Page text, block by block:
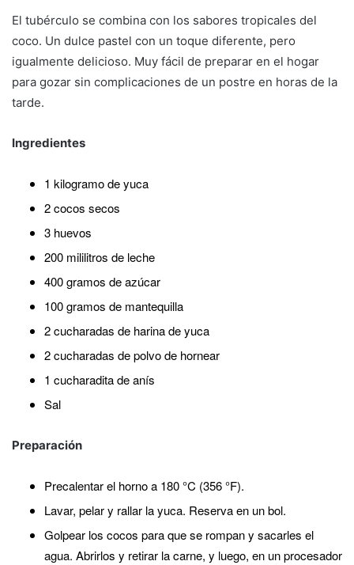
El tubérculo se combina con los sabores tropicales del
coco. Un dulce pastel con un toque diferente, pero
igualmente delicioso. Muy fácil de preparar en el hogar
para gozar sin complicaciones de un postre en horas de la
tarde.
Ingredientes
1 kilogramo de yuca
2 cocos secos
3 huevos
200 mililitros de leche
400 gramos de azúcar
100 gramos de mantequilla
2 cucharadas de harina de yuca
2 cucharadas de polvo de hornear
1 cucharadita de anís
Sal
Preparación
Precalentar el horno a 180 °C (356 °F).
Lavar, pelar y rallar la yuca. Reserva en un bol.
Golpear los cocos para que se rompan y sacarles el
agua. Abrirlos y retirar la carne, y luego, en un procesador